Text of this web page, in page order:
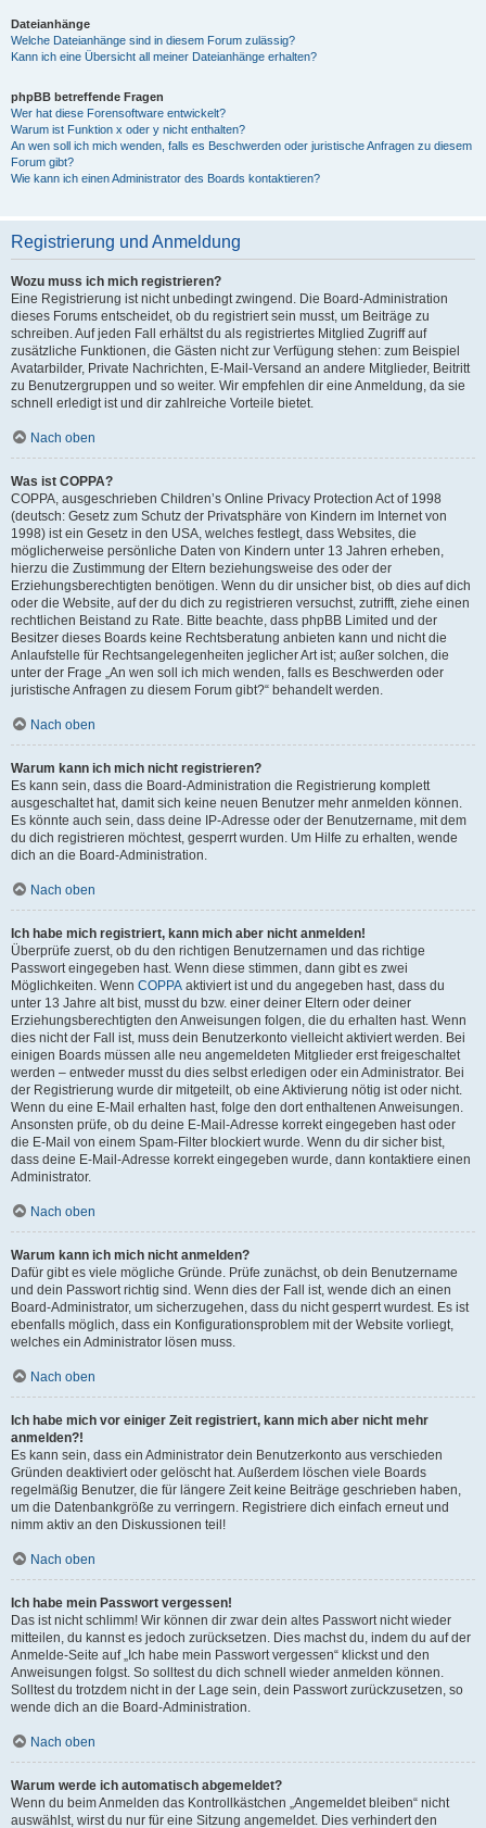
Dateianhänge
Welche Dateianhänge sind in diesem Forum zulässig?
Kann ich eine Übersicht all meiner Dateianhänge erhalten?
phpBB betreffende Fragen
Wer hat diese Forensoftware entwickelt?
Warum ist Funktion x oder y nicht enthalten?
An wen soll ich mich wenden, falls es Beschwerden oder juristische Anfragen zu diesem
Forum gibt?
Wie kann ich einen Administrator des Boards kontaktieren?
Registrierung und Anmeldung
Wozu muss ich mich registrieren?
Eine Registrierung ist nicht unbedingt zwingend. Die Board-Administration
dieses Forums entscheidet, ob du registriert sein musst, um Beiträge zu
schreiben. Auf jeden Fall erhältst du als registriertes Mitglied Zugriff auf
zusätzliche Funktionen, die Gästen nicht zur Verfügung stehen: zum Beispiel
Avatarbilder, Private Nachrichten, E-Mail-Versand an andere Mitglieder, Beitritt
zu Benutzergruppen und so weiter. Wir empfehlen dir eine Anmeldung, da sie
schnell erledigt ist und dir zahlreiche Vorteile bietet.
Nach oben
Was ist COPPA?
COPPA, ausgeschrieben Children’s Online Privacy Protection Act of 1998
(deutsch: Gesetz zum Schutz der Privatsphäre von Kindern im Internet von
1998) ist ein Gesetz in den USA, welches festlegt, dass Websites, die
möglicherweise persönliche Daten von Kindern unter 13 Jahren erheben,
hierzu die Zustimmung der Eltern beziehungsweise des oder der
Erziehungsberechtigten benötigen. Wenn du dir unsicher bist, ob dies auf dich
oder die Website, auf der du dich zu registrieren versuchst, zutrifft, ziehe einen
rechtlichen Beistand zu Rate. Bitte beachte, dass phpBB Limited und der
Besitzer dieses Boards keine Rechtsberatung anbieten kann und nicht die
Anlaufstelle für Rechtsangelegenheiten jeglicher Art ist; außer solchen, die
unter der Frage „An wen soll ich mich wenden, falls es Beschwerden oder
juristische Anfragen zu diesem Forum gibt?“ behandelt werden.
Nach oben
Warum kann ich mich nicht registrieren?
Es kann sein, dass die Board-Administration die Registrierung komplett
ausgeschaltet hat, damit sich keine neuen Benutzer mehr anmelden können.
Es könnte auch sein, dass deine IP-Adresse oder der Benutzername, mit dem
du dich registrieren möchtest, gesperrt wurden. Um Hilfe zu erhalten, wende
dich an die Board-Administration.
Nach oben
Ich habe mich registriert, kann mich aber nicht anmelden!
Überprüfe zuerst, ob du den richtigen Benutzernamen und das richtige
Passwort eingegeben hast. Wenn diese stimmen, dann gibt es zwei
Möglichkeiten. Wenn COPPA aktiviert ist und du angegeben hast, dass du
unter 13 Jahre alt bist, musst du bzw. einer deiner Eltern oder deiner
Erziehungsberechtigten den Anweisungen folgen, die du erhalten hast. Wenn
dies nicht der Fall ist, muss dein Benutzerkonto vielleicht aktiviert werden. Bei
einigen Boards müssen alle neu angemeldeten Mitglieder erst freigeschaltet
werden – entweder musst du dies selbst erledigen oder ein Administrator. Bei
der Registrierung wurde dir mitgeteilt, ob eine Aktivierung nötig ist oder nicht.
Wenn du eine E-Mail erhalten hast, folge den dort enthaltenen Anweisungen.
Ansonsten prüfe, ob du deine E-Mail-Adresse korrekt eingegeben hast oder
die E-Mail von einem Spam-Filter blockiert wurde. Wenn du dir sicher bist,
dass deine E-Mail-Adresse korrekt eingegeben wurde, dann kontaktiere einen
Administrator.
Nach oben
Warum kann ich mich nicht anmelden?
Dafür gibt es viele mögliche Gründe. Prüfe zunächst, ob dein Benutzername
und dein Passwort richtig sind. Wenn dies der Fall ist, wende dich an einen
Board-Administrator, um sicherzugehen, dass du nicht gesperrt wurdest. Es ist
ebenfalls möglich, dass ein Konfigurationsproblem mit der Website vorliegt,
welches ein Administrator lösen muss.
Nach oben
Ich habe mich vor einiger Zeit registriert, kann mich aber nicht mehr
anmelden?!
Es kann sein, dass ein Administrator dein Benutzerkonto aus verschieden
Gründen deaktiviert oder gelöscht hat. Außerdem löschen viele Boards
regelmäßig Benutzer, die für längere Zeit keine Beiträge geschrieben haben,
um die Datenbankgröße zu verringern. Registriere dich einfach erneut und
nimm aktiv an den Diskussionen teil!
Nach oben
Ich habe mein Passwort vergessen!
Das ist nicht schlimm! Wir können dir zwar dein altes Passwort nicht wieder
mitteilen, du kannst es jedoch zurücksetzen. Dies machst du, indem du auf der
Anmelde-Seite auf „Ich habe mein Passwort vergessen“ klickst und den
Anweisungen folgst. So solltest du dich schnell wieder anmelden können.
Solltest du trotzdem nicht in der Lage sein, dein Passwort zurückzusetzen, so
wende dich an die Board-Administration.
Nach oben
Warum werde ich automatisch abgemeldet?
Wenn du beim Anmelden das Kontrollkästchen „Angemeldet bleiben“ nicht
auswählst, wirst du nur für eine Sitzung angemeldet. Dies verhindert den